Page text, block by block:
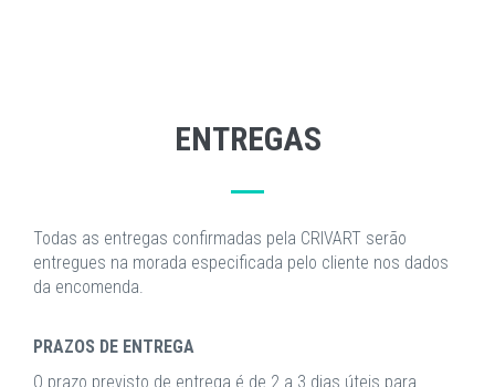
ENTREGAS
Todas as entregas confirmadas pela CRIVART serão
entregues na morada especificada pelo cliente nos dados
da encomenda.
PRAZOS DE ENTREGA
O prazo previsto de entrega é de 2 a 3 dias úteis para